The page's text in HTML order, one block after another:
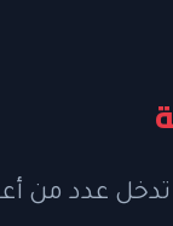
تدخل عدد